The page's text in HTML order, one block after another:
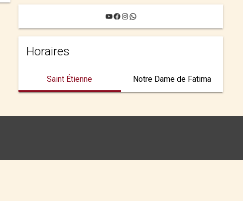
YouTube
Facebook
Instagram
WhatsApp
Horaires
Saint Étienne Notre Dame de Fatima